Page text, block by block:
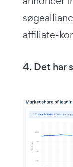
affiliate-
4. Det har